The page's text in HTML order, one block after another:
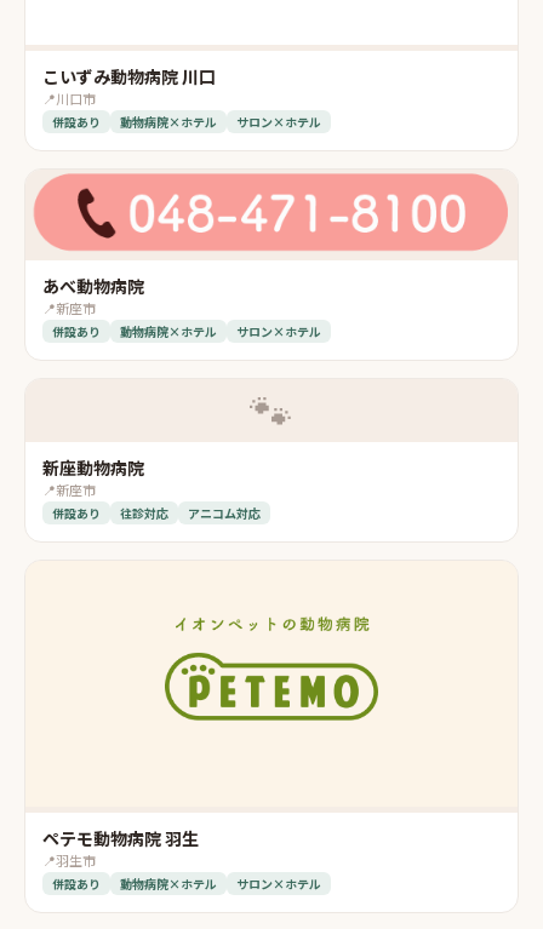
こいずみ動物病院 川口
📍川口市
併設あり 動物病院×ホテル サロン×ホテル
あべ動物病院
📍新座市
併設あり 動物病院×ホテル サロン×ホテル
🐾
新座動物病院
📍新座市
併設あり 往診対応 アニコム対応
ペテモ動物病院 羽生
📍羽生市
併設あり 動物病院×ホテル サロン×ホテル